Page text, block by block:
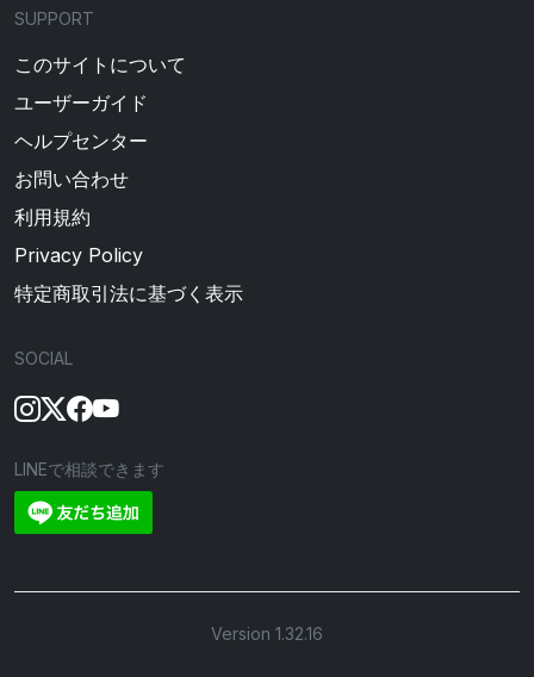
SUPPORT
このサイトについて
ユーザーガイド
ヘルプセンター
お問い合わせ
利用規約
Privacy Policy
特定商取引法に基づく表示
SOCIAL
LINEで相談できます
Version 1.32.16